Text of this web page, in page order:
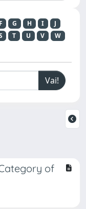
F G H I
J
T U V
W
of